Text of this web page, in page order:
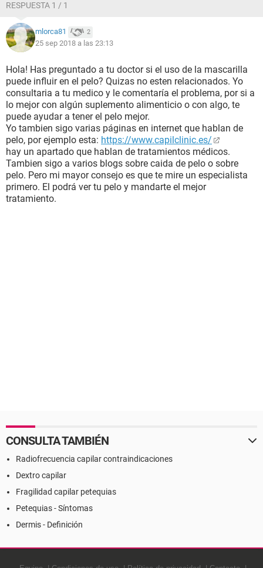
RESPUESTA 1 / 1
mlorca81 2
25 sep 2018 a las 23:13
Hola! Has preguntado a tu doctor si el uso de la mascarilla
puede influir en el pelo? Quizas no esten relacionados. Yo
consultaria a tu medico y le comentaría el problema, por si a
lo mejor con algún suplemento alimenticio o con algo, te
puede ayudar a tener el pelo mejor.
Yo tambien sigo varias páginas en internet que hablan de
pelo, por ejemplo esta: https://www.capilclinic.es/
hay un apartado que hablan de tratamientos médicos.
Tambien sigo a varios blogs sobre caida de pelo o sobre
pelo. Pero mi mayor consejo es que te mire un especialista
primero. El podrá ver tu pelo y mandarte el mejor
tratamiento.
CONSULTA TAMBIÉN
Radiofrecuencia capilar contraindicaciones
Dextro capilar
Fragilidad capilar petequias
Petequias - Síntomas
Dermis - Definición